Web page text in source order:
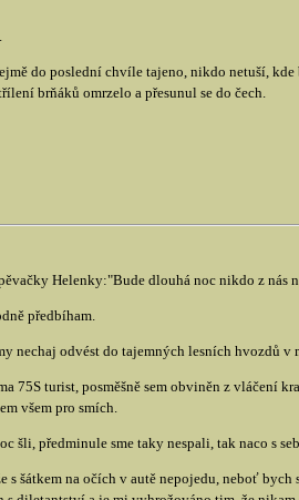
do poslední chvíle tajeno, nikdo netuší,
brňáků omrzelo a přesunul se do čech.
Helenky:"Bude dlouhá noc nikdo z nás
předbíham.
odvést do tajemných lesních hvozdů v
turist, posměšně sem obviněn z vláčení
všem pro smích.
předminule sme taky nespali, tak naco s
šátkem na očích v autě nepojedu, neboť